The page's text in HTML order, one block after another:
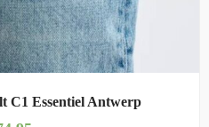
C1 Essentiel Antwerp